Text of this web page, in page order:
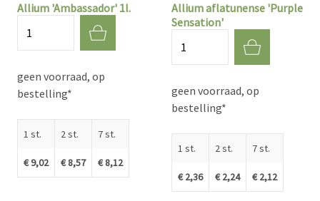
Allium 'Ambassador' 1l.
geen voorraad, op
bestelling*
1 st.
€ 9,02
2 st.
€ 8,57
7 st.
€ 8,12
Allium aflatunense 'Purple
Sensation'
geen voorraad, op
bestelling*
1 st.
€ 2,36
2 st.
€ 2,24
7 st.
€ 2,12